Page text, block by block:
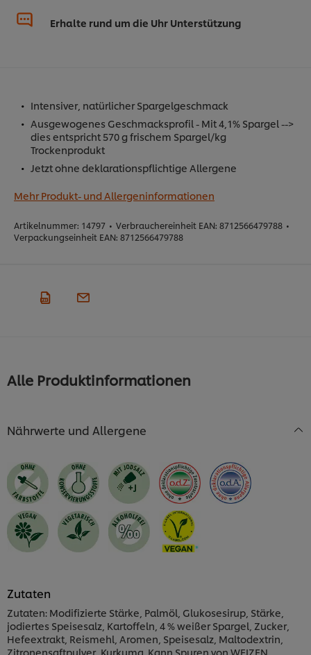
Erhalte rund um die Uhr Unterstützung
Intensiver, natürlicher Spargelgeschmack
Ausgewogenes Geschmacksprofil - Mit 4,1% Spargel -->
dies entspricht 570 g frischem Spargel/kg
Trockenprodukt
Jetzt ohne deklarationspflichtige Allergene
Mehr Produkt- und Allergeninformationen
Artikelnummer: 14797 • Verbrauchereinheit EAN: 8712566479788 •
Verpackungseinheit EAN: 8712566479788
Alle Produktinformationen
Nährwerte und Allergene
Zutaten
Zutaten: Modifizierte Stärke, Palmöl, Glukosesirup, Stärke,
jodiertes Speisesalz, Kartoffeln, 4 % weißer Spargel, Zucker,
Hefeextrakt, Reismehl, Aromen, Speisesalz, Maltodextrin,
Zitronensaftpulver, Kurkuma. Kann Spuren von WEIZEN,